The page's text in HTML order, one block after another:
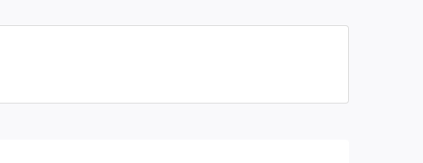
Số màu hiển thị